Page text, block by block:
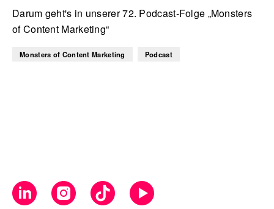
Darum geht's in unserer 72. Podcast-Folge „Monsters
of Content Marketing“
Monsters of Content Marketing Podcast